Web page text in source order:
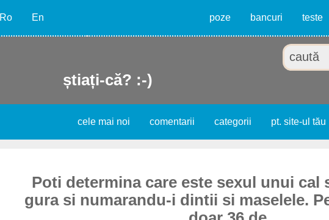
Ro En poze bancuri teste
știați-că? :-)
cele mai noi comentarii categorii pt. site-ul tău
Poti determina care este sexul unui cal
gura si numarandu-i dintii si maselele.